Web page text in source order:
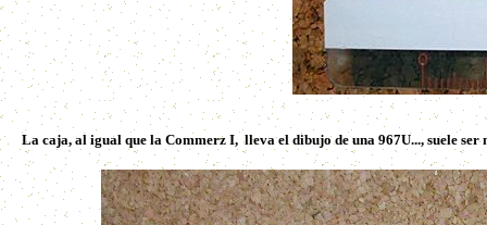
La caja, al igual que la Commerz I, lleva el dibujo de una 967U..., suele